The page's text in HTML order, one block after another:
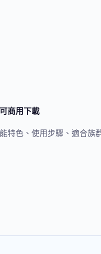
商用下載
特色、使用步驟、適合族